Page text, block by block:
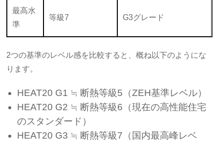
最高水
準
等級7 G3グレード
2つの基準のレベル感を比較すると、概ね以下のようにな
ります。
HEAT20 G1 ≒ 断熱等級5（ZEH基準レベル）
HEAT20 G2 ≒ 断熱等級6（現在の高性能住宅
のスタンダード）
HEAT20 G3 ≒ 断熱等級7（国内最高峰レベ